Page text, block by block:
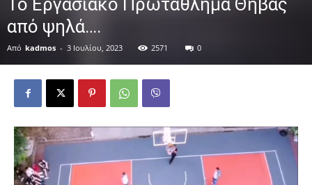
Το Εργασιακό Πρωτάθλημα Θήβας
από ψηλά….
Από kadmos - 3 Ιουλίου, 2023 2571 0